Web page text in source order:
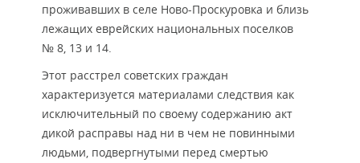
проживавших в селе Ново-Проскуровка и близь
лежащих еврейских национальных поселков
№ 8, 13 и 14.
Этот расстрел советских граждан
характеризуется материалами следствия как
исключительный по своему содержанию акт
дикой расправы над ни в чем не повинными
людьми, подвергнутыми перед смертью